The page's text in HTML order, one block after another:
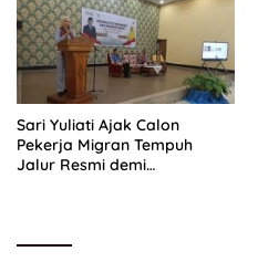
Sari Yuliati Ajak Calon
Pekerja Migran Tempuh
Jalur Resmi demi